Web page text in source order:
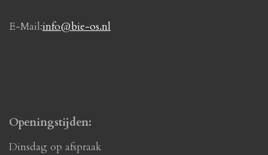
E-Mail:info@bie-os.nl
Openingstijden:
Dinsdag op afspraak